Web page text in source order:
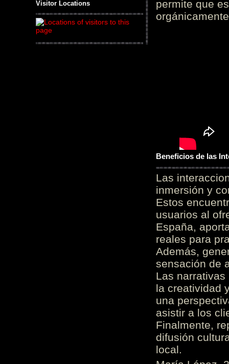
Visitor Locations
permite que
Beneficios de las
Las
inmersión y
Estos
usuarios al
España,
reales para
Además,
sensación de
Las
la creatividad
una
asistir a los
Finalmente,
difusión
local.